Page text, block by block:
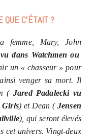
QUE C’ÉTAIT ?
femme, Mary, John
dans Watchmen ou
un « chasseur » pour
venger sa mort. Il
( Jared Padalecki vu
Girls) et Dean (Jensen
), qui seront élevés
cet univers. Vingt-deux